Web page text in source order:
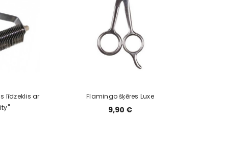
līdzeklis ar
Flamingo šķēres Luxe
9,90 €